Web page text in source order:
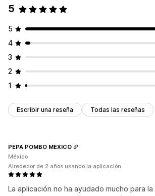
5
5
4
3
2
1
Escribir una reseña Todas las reseñas
La aplicación no ha ayudado mucho para
PEPA POMBO MEXICO
México
Alrededor de 2 años usando la aplicación